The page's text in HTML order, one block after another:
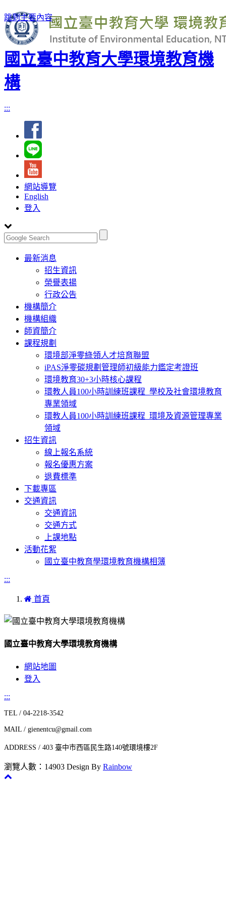
跳到主要內容
國立臺中教育大學環境教育機
構
:::
網站導覽
English
登入
Toggle
navigation
最新消息
招生資訊
榮譽表揚
行政公告
機構簡介
機構組織
師資簡介
課程規劃
環境部淨零綠領人才培育聯盟
iPAS淨零碳規劃管理師初級能力鑑定考證班
環境教育30+3小時核心課程
環教人員100小時訓練班課程_學校及社會環境教育
專業領域
環教人員100小時訓練班課程_環境及資源管理專業
領域
招生資訊
線上報名系統
報名優惠方案
退費標準
下載專區
交通資訊
交通資訊
交通方式
上課地點
活動花絮
國立臺中教育學環境教育機構相簿
:::
首頁
國立臺中教育大學環境教育機構
網站地圖
登入
:::
TEL / 04-2218-3542
MAIL / gienentcu@gmail.com
ADDRESS / 403 臺中市西區民生路140號環境樓2F
瀏覽人數：14903 Design By Rainbow